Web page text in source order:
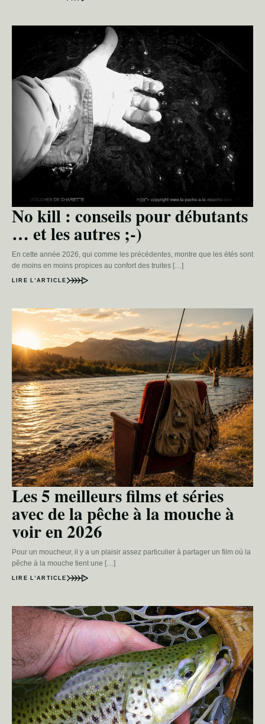
No kill : conseils pour débutants
… et les autres ;-)
En cette année 2026, qui comme les précédentes, montre que les étés sont
de moins en moins propices au confort des truites […]
LIRE L’ARTICLE
Les 5 meilleurs films et séries
avec de la pêche à la mouche à
voir en 2026
Pour un moucheur, il y a un plaisir assez particulier à partager un film où la
pêche à la mouche tient une […]
LIRE L’ARTICLE